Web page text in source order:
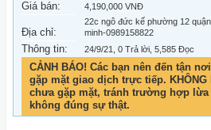
Giá bán: 4,190,000 VNĐ
Địa chỉ:
22c ngô đức kế phường 12
minh-0989158822
Thông tin: 24/9/21 , 0 Trả lời, 5,585 Đọc
CẢNH BÁO! Các bạn nên đến tận
gặp mặt giao dịch trực tiếp. KHÔNG
chưa gặp mặt, tránh trường hợp lừa
không đúng sự thật.